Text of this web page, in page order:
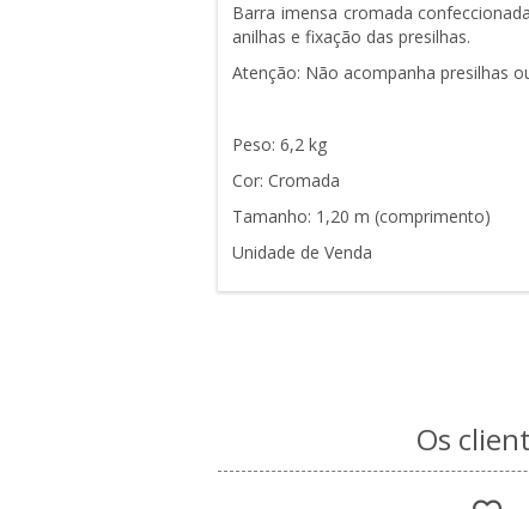
Barra imensa cromada
anilhas e fixação das presilhas.
Atenção: Não acompanha presilhas
Peso: 6,2 kg
Cor: Cromada
Tamanho: 1,20 m (comprimento)
Unidade de Venda
Os